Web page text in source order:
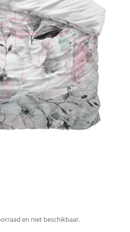
en niet beschikbaar.